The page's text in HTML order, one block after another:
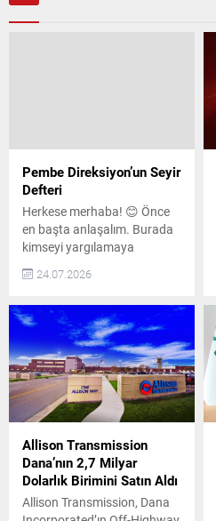
Pembe Direksiyon’un Seyir
Defteri
Herkese merhaba! 😊 Önce
en başta anlaşalım. Burada
kimseyi yargılamaya
gelmedim. Ama arada bir
bazılarının kulağını hafifçe
söyleyeyim. 😊 Çünkü ben
sadece araba kullanmayı
öğretmiyorum. Yıllardır
direksiyonun arkasında
hayatı gözlemliyorum. Ve
yıllar içinde şunu fark ettim:
Bir insanın direksiyon
başındaki davranışları, çoğu
zaman karakteri hakkında
da...
24.07.2026
Allison Transmission
Dana’nın 2,7 Milyar
Dolarlık Birimini Satın Aldı
Allison Transmission, Dana